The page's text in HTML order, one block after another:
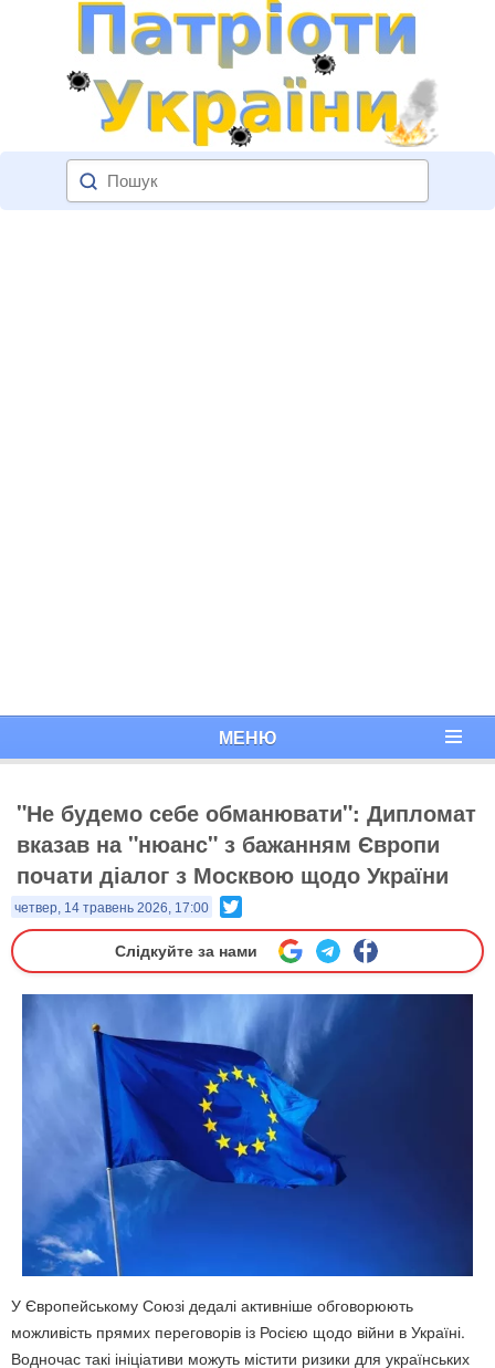
МЕНЮ
"Не будемо себе обманювати": Дипломат
вказав на "нюанс" з бажанням Європи
почати діалог з Москвою щодо України
четвер, 14 травень 2026, 17:00
Слідкуйте за нами
У Європейському Союзі дедалі активніше обговорюють
можливість прямих переговорів із Росією щодо війни в Україні.
Водночас такі ініціативи можуть містити ризики для українських